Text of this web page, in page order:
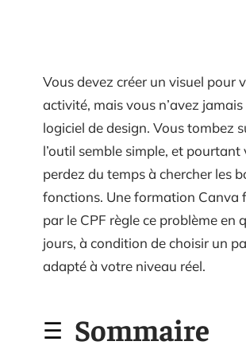
Vous devez créer un visuel pour
activité, mais vous n’avez
logiciel de design. Vous tombez
l’outil semble simple, et pourtant
perdez du temps à chercher les
fonctions. Une formation Canva
par le CPF règle ce problème en
jours, à condition de choisir un
adapté à votre niveau réel.
Sommaire